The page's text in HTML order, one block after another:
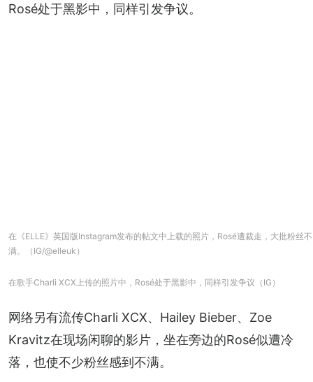
Rosé处于黑影中，同样引发争议。
在《ELLE》英国版Instagram发布的帖文中上载的照片，Rosé遭裁走，大批粉丝不
满。（IG/@elleuk）
在歌手Charli XCX上传的照片中，Rosé处于黑影中，同样引发争议（IG）
网络另有流传Charli XCX、Hailey Bieber、Zoe
Kravitz在现场闲聊的影片，坐在旁边的Rosé似遭冷
落，也使不少粉丝感到不满。